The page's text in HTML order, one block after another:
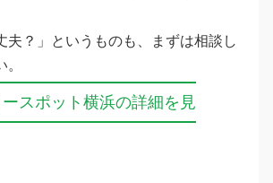
夫？」というものも、まずは相談し
スポット横浜の詳細を見